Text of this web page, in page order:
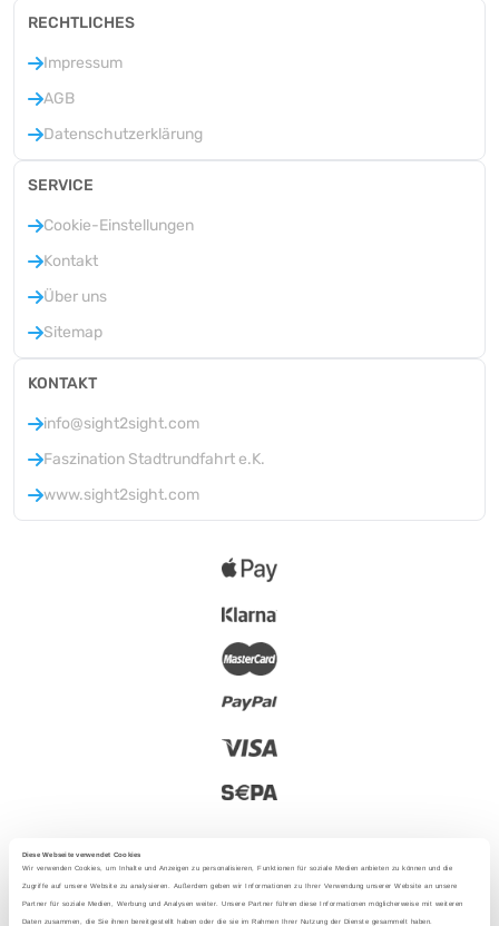
Diese Webseite verwendet Cookies
Wir verwenden Cookies, um Inhalte und Anzeigen zu personalisieren, Funktionen für soziale Medien anbieten zu können und die
Zugriffe auf unsere Website zu analysieren. Außerdem geben wir Informationen zu Ihrer Verwendung unserer Website an unsere
Partner für soziale Medien, Werbung und Analysen weiter. Unsere Partner führen diese Informationen möglicherweise mit weiteren
Daten zusammen, die Sie ihnen bereitgestellt haben oder die sie im Rahmen Ihrer Nutzung der Dienste gesammelt haben.
RECHTLICHES
Impressum
AGB
Datenschutzerklärung
SERVICE
Cookie-Einstellungen
Kontakt
Über uns
Sitemap
KONTAKT
info@sight2sight.com
Faszination Stadtrundfahrt e.K.
www.sight2sight.com
2025 - Mit Liebe aus Berlin